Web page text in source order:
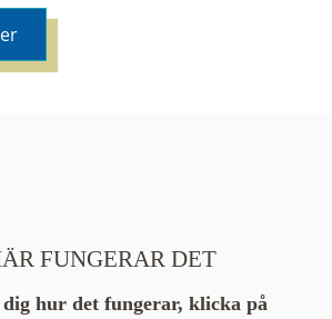
FUNGERAR DET
hur det fungerar, klicka på